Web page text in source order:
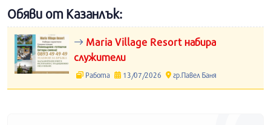
Обяви от Казанлък:
Maria Village Resort набира
служители
Работа 13/07/2026 гр.Павел Баня